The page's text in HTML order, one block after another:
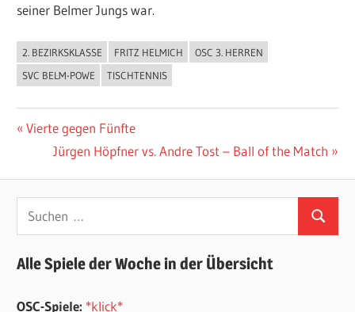
seiner Belmer Jungs war.
ALLGEMEIN
2. BEZIRKSKLASSE FRITZ HELMICH
OSC 3. HERREN
SVC BELM-POWE
TISCHTENNIS
Beitragsnavigation
Vorheriger
Beitrag:
Vierte gegen Fünfte
Nächster
Jürgen Höpfner vs. Andre Tost – Ball of the Match
Suchen
nach:
Suchen
Alle Spiele der Woche in der Übersicht
OSC-Spiele: *klick*